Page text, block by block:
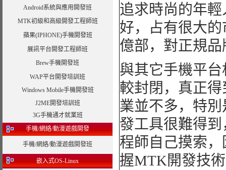
Android系統與應用開發班
MTK初級和高級開發工程師班
蘋果(IPHONE)手機開發班
展訊平台開發工程師班
Brew手機開發班
WAP平台開發培訓班
Windows Mobile手機開發班
J2ME開發培訓班
3G手機通才就業班
手機/網絡/動漫遊戲開發
手機/網絡/動漫遊戲開發班
嵌入式OS-Linux
追求時尚的年
好，占有很大
億部，對正規
與其它手機平
較封閉，真正
業並不多，特
發工具很難得
程師自己摸索
握MTK開發技